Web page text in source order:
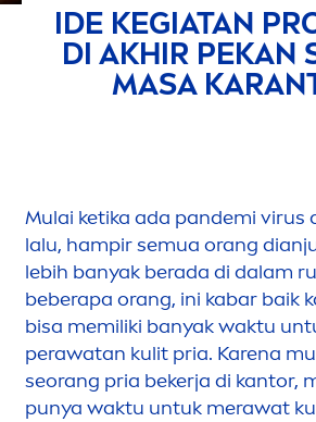
IDE KEGIATAN
DI AKHIR PEKAN
MASA
Mulai ketika ada pandemi virus
lalu, hampir semua orang
lebih banyak berada di dalam
beberapa orang, ini kabar baik
bisa memiliki banyak waktu
perawatan kulit pria. Karena
seorang pria bekerja di kantor,
punya waktu untuk merawat